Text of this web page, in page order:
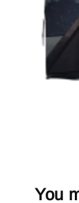
You